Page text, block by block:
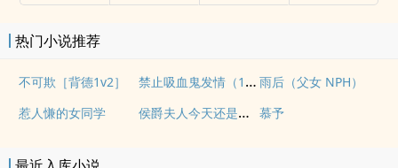
热门小说推荐
不可欺［背德1v2］ 禁止吸血鬼发情（1v1姐狗高H） 雨后（父女 NPH）
惹人慊的女同学
侯爵夫人今天还是没有现(婚后, 1v1) 慕予